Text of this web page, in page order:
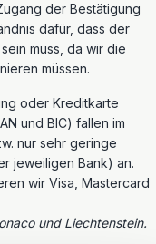
der Bestätigung
dafür, dass der
muss, da wir die
müssen.
oder Kreditkarte
und BIC) fallen im
nur sehr geringe
jeweiligen Bank) an.
wir Visa, Mastercard
und Liechtenstein.